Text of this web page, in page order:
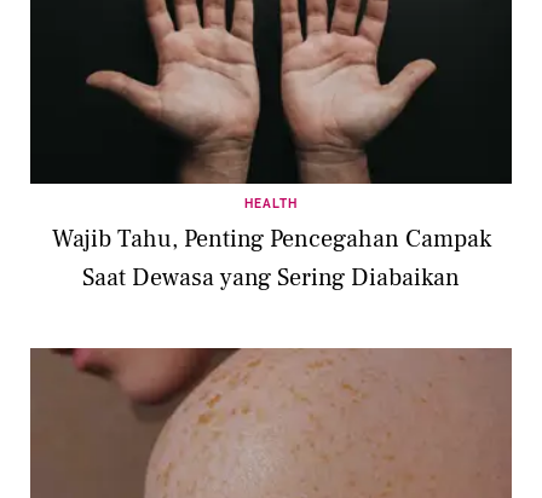
HEALTH
Wajib Tahu, Penting Pencegahan Campak
Saat Dewasa yang Sering Diabaikan